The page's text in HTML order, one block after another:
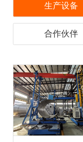
生产设备
合作伙伴